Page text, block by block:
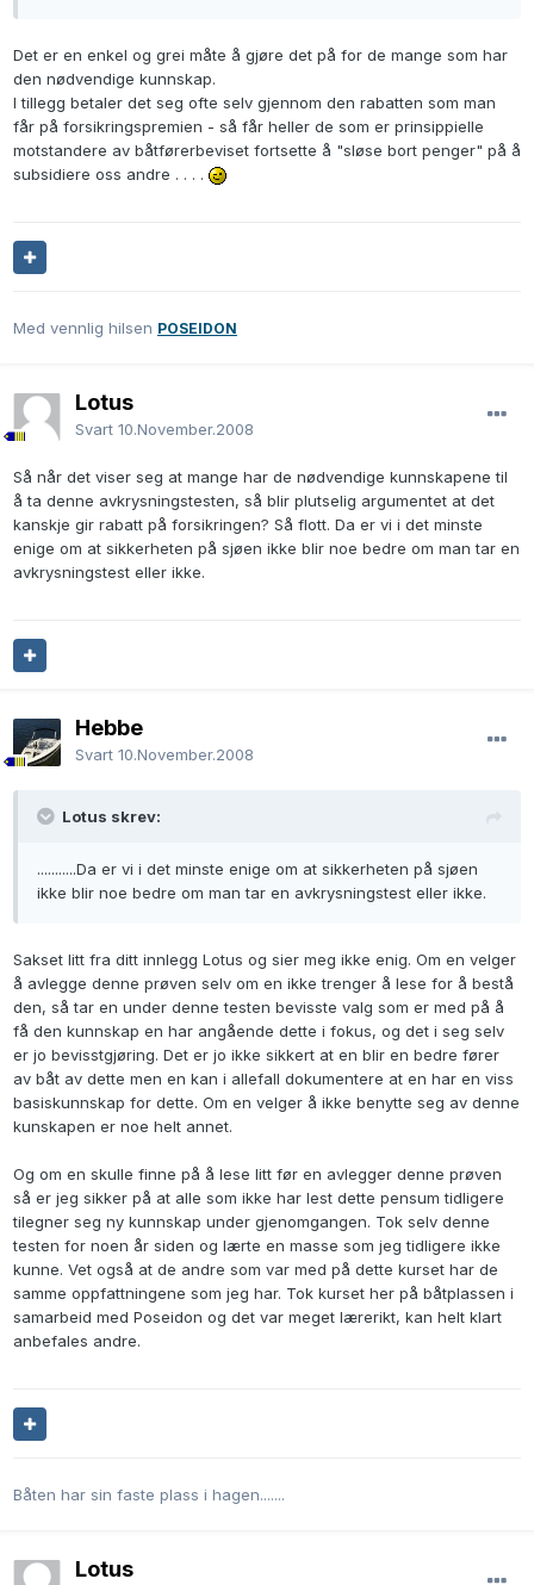
Det er en enkel og grei måte å gjøre det på for de mange som har
den nødvendige kunnskap.
I tillegg betaler det seg ofte selv gjennom den rabatten som man
får på forsikringspremien - så får heller de som er prinsippielle
motstandere av båtførerbeviset fortsette å "sløse bort penger" på å
subsidiere oss andre . . . .
Med vennlig hilsen POSEIDON
Lotus
Svart 10.November.2008
Så når det viser seg at mange har de nødvendige kunnskapene til
å ta denne avkrysningstesten, så blir plutselig argumentet at det
kanskje gir rabatt på forsikringen? Så flott. Da er vi i det minste
enige om at sikkerheten på sjøen ikke blir noe bedre om man tar en
avkrysningstest eller ikke.
Hebbe
Svart 10.November.2008
Lotus skrev:
...........Da er vi i det minste enige om at sikkerheten på sjøen
ikke blir noe bedre om man tar en avkrysningstest eller ikke.
Sakset litt fra ditt innlegg Lotus og sier meg ikke enig. Om en velger
å avlegge denne prøven selv om en ikke trenger å lese for å bestå
den, så tar en under denne testen bevisste valg som er med på å
få den kunnskap en har angående dette i fokus, og det i seg selv
er jo bevisstgjøring. Det er jo ikke sikkert at en blir en bedre fører
av båt av dette men en kan i allefall dokumentere at en har en viss
basiskunnskap for dette. Om en velger å ikke benytte seg av denne
kunskapen er noe helt annet.
Og om en skulle finne på å lese litt før en avlegger denne prøven
så er jeg sikker på at alle som ikke har lest dette pensum tidligere
tilegner seg ny kunnskap under gjenomgangen. Tok selv denne
testen for noen år siden og lærte en masse som jeg tidligere ikke
kunne. Vet også at de andre som var med på dette kurset har de
samme oppfattningene som jeg har. Tok kurset her på båtplassen i
samarbeid med Poseidon og det var meget lærerikt, kan helt klart
anbefales andre.
Båten har sin faste plass i hagen.......
Lotus